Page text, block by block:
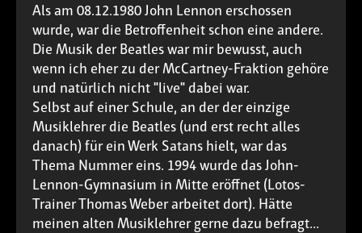
Als am 08.12.1980 John Lennon erschossen
wurde, war die Betroffenheit schon eine andere.
Die Musik der Beatles war mir bewusst, auch
wenn ich eher zu der McCartney-Fraktion gehöre
und natürlich nicht "live" dabei war.
Selbst auf einer Schule, an der der einzige
Musiklehrer die Beatles (und erst recht alles
danach) für ein Werk Satans hielt, war das
Thema Nummer eins. 1994 wurde das John-
Lennon-Gymnasium in Mitte eröffnet (Lotos-
Trainer Thomas Weber arbeitet dort). Hätte
meinen alten Musiklehrer gerne dazu befragt...